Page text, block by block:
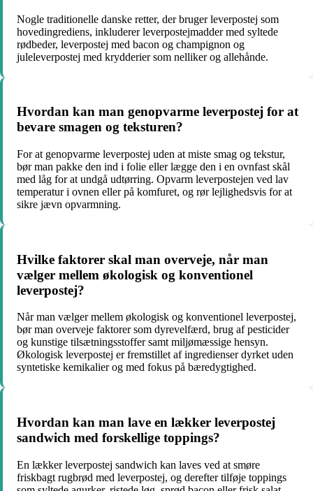
Nogle traditionelle danske retter, der bruger leverpostej som
hovedingrediens, inkluderer leverpostejmadder med syltede
rødbeder, leverpostej med bacon og champignon og
juleleverpostej med krydderier som nelliker og allehånde.
Hvordan kan man genopvarme leverpostej for at
bevare smagen og teksturen?
For at genopvarme leverpostej uden at miste smag og tekstur,
bør man pakke den ind i folie eller lægge den i en ovnfast skål
med låg for at undgå udtørring. Opvarm leverpostejen ved lav
temperatur i ovnen eller på komfuret, og rør lejlighedsvis for at
sikre jævn opvarmning.
Hvilke faktorer skal man overveje, når man
vælger mellem økologisk og konventionel
leverpostej?
Når man vælger mellem økologisk og konventionel leverpostej,
bør man overveje faktorer som dyrevelfærd, brug af pesticider
og kunstige tilsætningsstoffer samt miljømæssige hensyn.
Økologisk leverpostej er fremstillet af ingredienser dyrket uden
syntetiske kemikalier og med fokus på bæredygtighed.
Hvordan kan man lave en lækker leverpostej
sandwich med forskellige toppings?
En lækker leverpostej sandwich kan laves ved at smøre
friskbagt rugbrød med leverpostej, og derefter tilføje toppings